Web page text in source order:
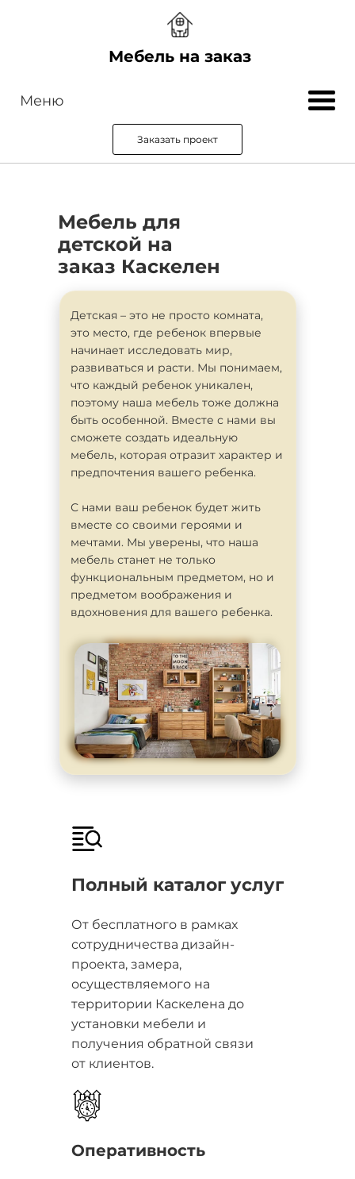
Мебель на заказ
Меню
Заказать проект
Мебель для
детской на
заказ Каскелен
Детская – это не просто комната,
это место, где ребенок впервые
начинает исследовать мир,
развиваться и расти. Мы понимаем,
что каждый ребенок уникален,
поэтому наша мебель тоже должна
быть особенной. Вместе с нами вы
сможете создать идеальную
мебель, которая отразит характер и
предпочтения вашего ребенка.
С нами ваш ребенок будет жить
вместе со своими героями и
мечтами. Мы уверены, что наша
мебель станет не только
функциональным предметом, но и
предметом воображения и
вдохновения для вашего ребенка.
Полный каталог услуг
От бесплатного в рамках
сотрудничества дизайн-
проекта, замера,
осуществляемого на
территории Каскелена до
установки мебели и
получения обратной связи
от клиентов.
Оперативность